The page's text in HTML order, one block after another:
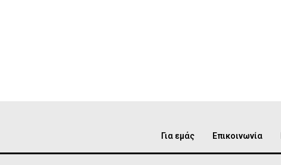
Για εμάς Επικοινωνία